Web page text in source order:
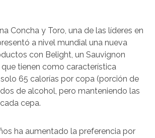
Concha y Toro, una de las líderes en
a nivel mundial una nueva
con Belight, un Sauvignon
que tienen como característica
65 calorías por copa (porción de
de alcohol, pero manteniendo las
cepa.
ha aumentado la preferencia por